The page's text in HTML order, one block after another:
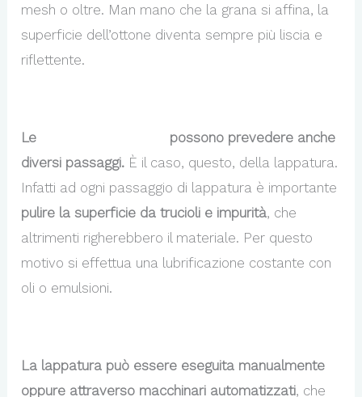
mesh o oltre. Man mano che la grana si affina, la
superficie dell’ottone diventa sempre più liscia e
riflettente.
Le
possono prevedere anche
diversi passaggi. È il caso, questo, della lappatura.
Infatti ad ogni passaggio di lappatura è importante
pulire la superficie da trucioli e impurità, che
altrimenti righerebbero il materiale. Per questo
motivo si effettua una lubrificazione costante con
oli o emulsioni.
La lappatura può essere eseguita manualmente
oppure attraverso macchinari automatizzati, che